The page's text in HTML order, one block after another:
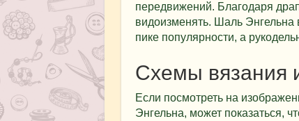
передвижений. Благодаря
видоизменять. Шаль Энгельна
пике популярности, а
Схемы вязания
Если посмотреть на
Энгельна, может показаться,